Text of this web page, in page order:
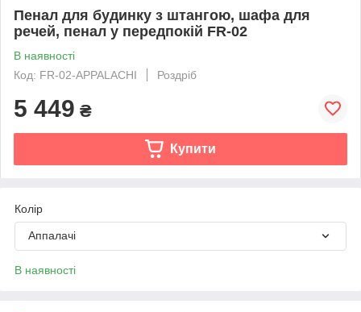
Пенал для будинку з штангою, шафа для
речей, пенал у передпокій FR-02
В наявності
Код: FR-02-APPALACHI
Роздріб
5 449 ₴
Купити
Колір
Аппалачі
В наявності